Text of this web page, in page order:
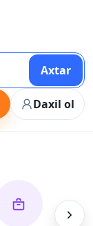
Axtar
Daxil ol